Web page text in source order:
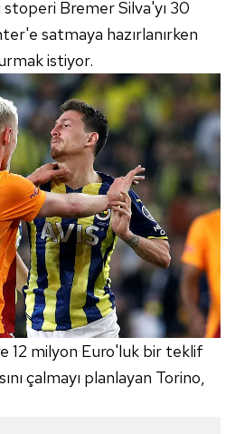
stoperi Bremer Silva'yı 30
satmaya hazırlanırken
istiyor.
12 milyon Euro'luk bir teklif
çalmayı planlayan Torino,